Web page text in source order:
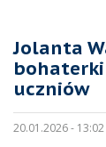
Jolanta
uczniów
20.01.2026 -